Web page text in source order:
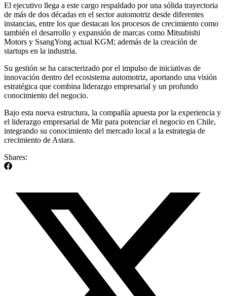
El ejecutivo llega a este cargo respaldado por una sólida trayectoria
de más de dos décadas en el sector automotriz desde diferentes
instancias, entre los que destacan los procesos de crecimiento como
también el desarrollo y expansión de marcas como Mitsubishi
Motors y SsangYong actual KGM; además de la creación de
startups en la industria.
Su gestión se ha caracterizado por el impulso de iniciativas de
innovación dentro del ecosistema automotriz, aportando una visión
estratégica que combina liderazgo empresarial y un profundo
conocimiento del negocio.
Bajo esta nueva estructura, la compañía apuesta por la experiencia y
el liderazgo empresarial de Mir para potenciar el negocio en Chile,
integrando su conocimiento del mercado local a la estrategia de
crecimiento de Astara.
Shares: